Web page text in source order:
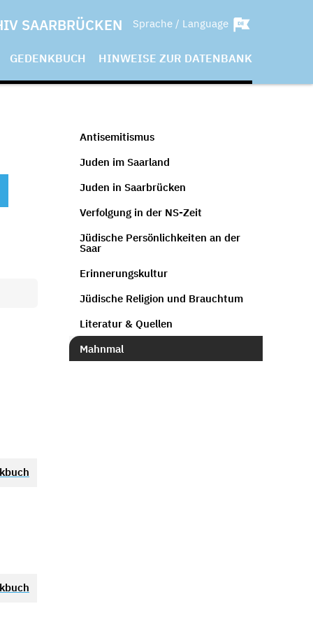
SAARBRÜCKEN Sprache / Language
GEDENKBUCH HINWEISE ZUR DATENBANK
Antisemitismus
Juden im Saarland
Juden in Saarbrücken
Verfolgung in der NS-Zeit
Jüdische Persönlichkeiten an der
Saar
Erinnerungskultur
Jüdische Religion und Brauchtum
Literatur & Quellen
Mahnmal